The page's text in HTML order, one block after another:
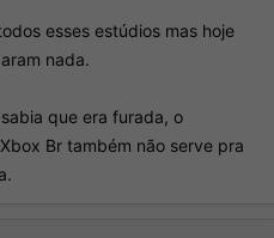
esses estúdios mas hoje
nada.
que era furada, o
Br também não serve pra